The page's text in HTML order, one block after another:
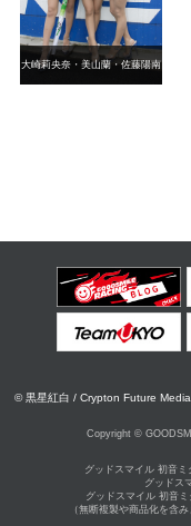
大崎莉央奈・美山蘭・佐藤陽南
© 黒星紅白 / Crypton Future
Copyright ©
グッドスマイル 初音
グッドス
グッドスマイル 初音
（無断複製や商品化を含